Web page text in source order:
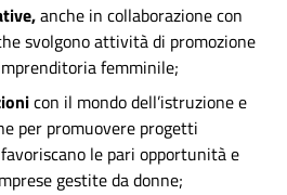
anche in collaborazione con
svolgono attività di promozione
femminile;
con il mondo dell’istruzione e
per promuovere progetti
le pari opportunità e
gestite da donne;